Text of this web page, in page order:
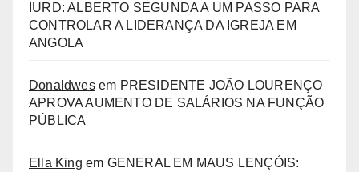
IURD: ALBERTO SEGUNDA A UM PASSO PARA
CONTROLAR A LIDERANÇA DA IGREJA EM
ANGOLA
Donaldwesem PRESIDENTE JOÃO LOURENÇO
APROVA AUMENTO DE SALÁRIOS NA FUNÇÃO
PÚBLICA
Ella King em GENERAL EM MAUS LENÇÓIS: